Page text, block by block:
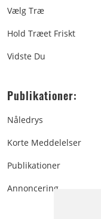
Vælg Træ
Hold Træet Friskt
Vidste Du
Publikationer:
Nåledrys
Korte Meddelelser
Publikationer
Annoncering